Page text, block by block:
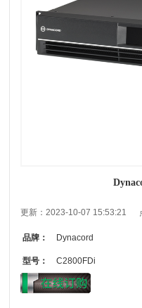
更新：2023-10-07 15:53:21
品牌： Dynacord
型号： C2800FDi